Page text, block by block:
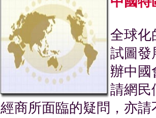
全球化
試圖發
辦中國
請網民
經商所面臨的疑問，亦